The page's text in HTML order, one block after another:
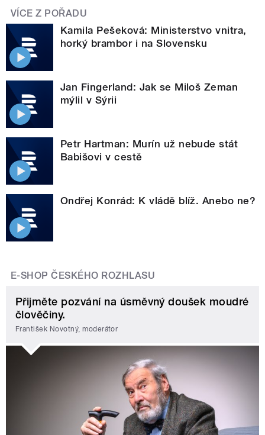
VÍCE Z POŘADU
Kamila Pešeková: Ministerstvo vnitra,
horký brambor i na Slovensku
Jan Fingerland: Jak se Miloš Zeman
mýlil v Sýrii
Petr Hartman: Murín už nebude stát
Babišovi v cestě
Ondřej Konrád: K vládě blíž. Anebo ne?
E-SHOP ČESKÉHO ROZHLASU
Přijměte pozvání na úsměvný doušek moudré
člověčiny.
František Novotný, moderátor